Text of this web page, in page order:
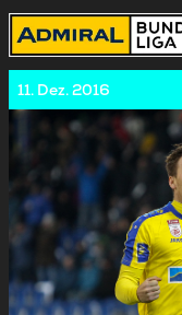
11. Dez. 2016